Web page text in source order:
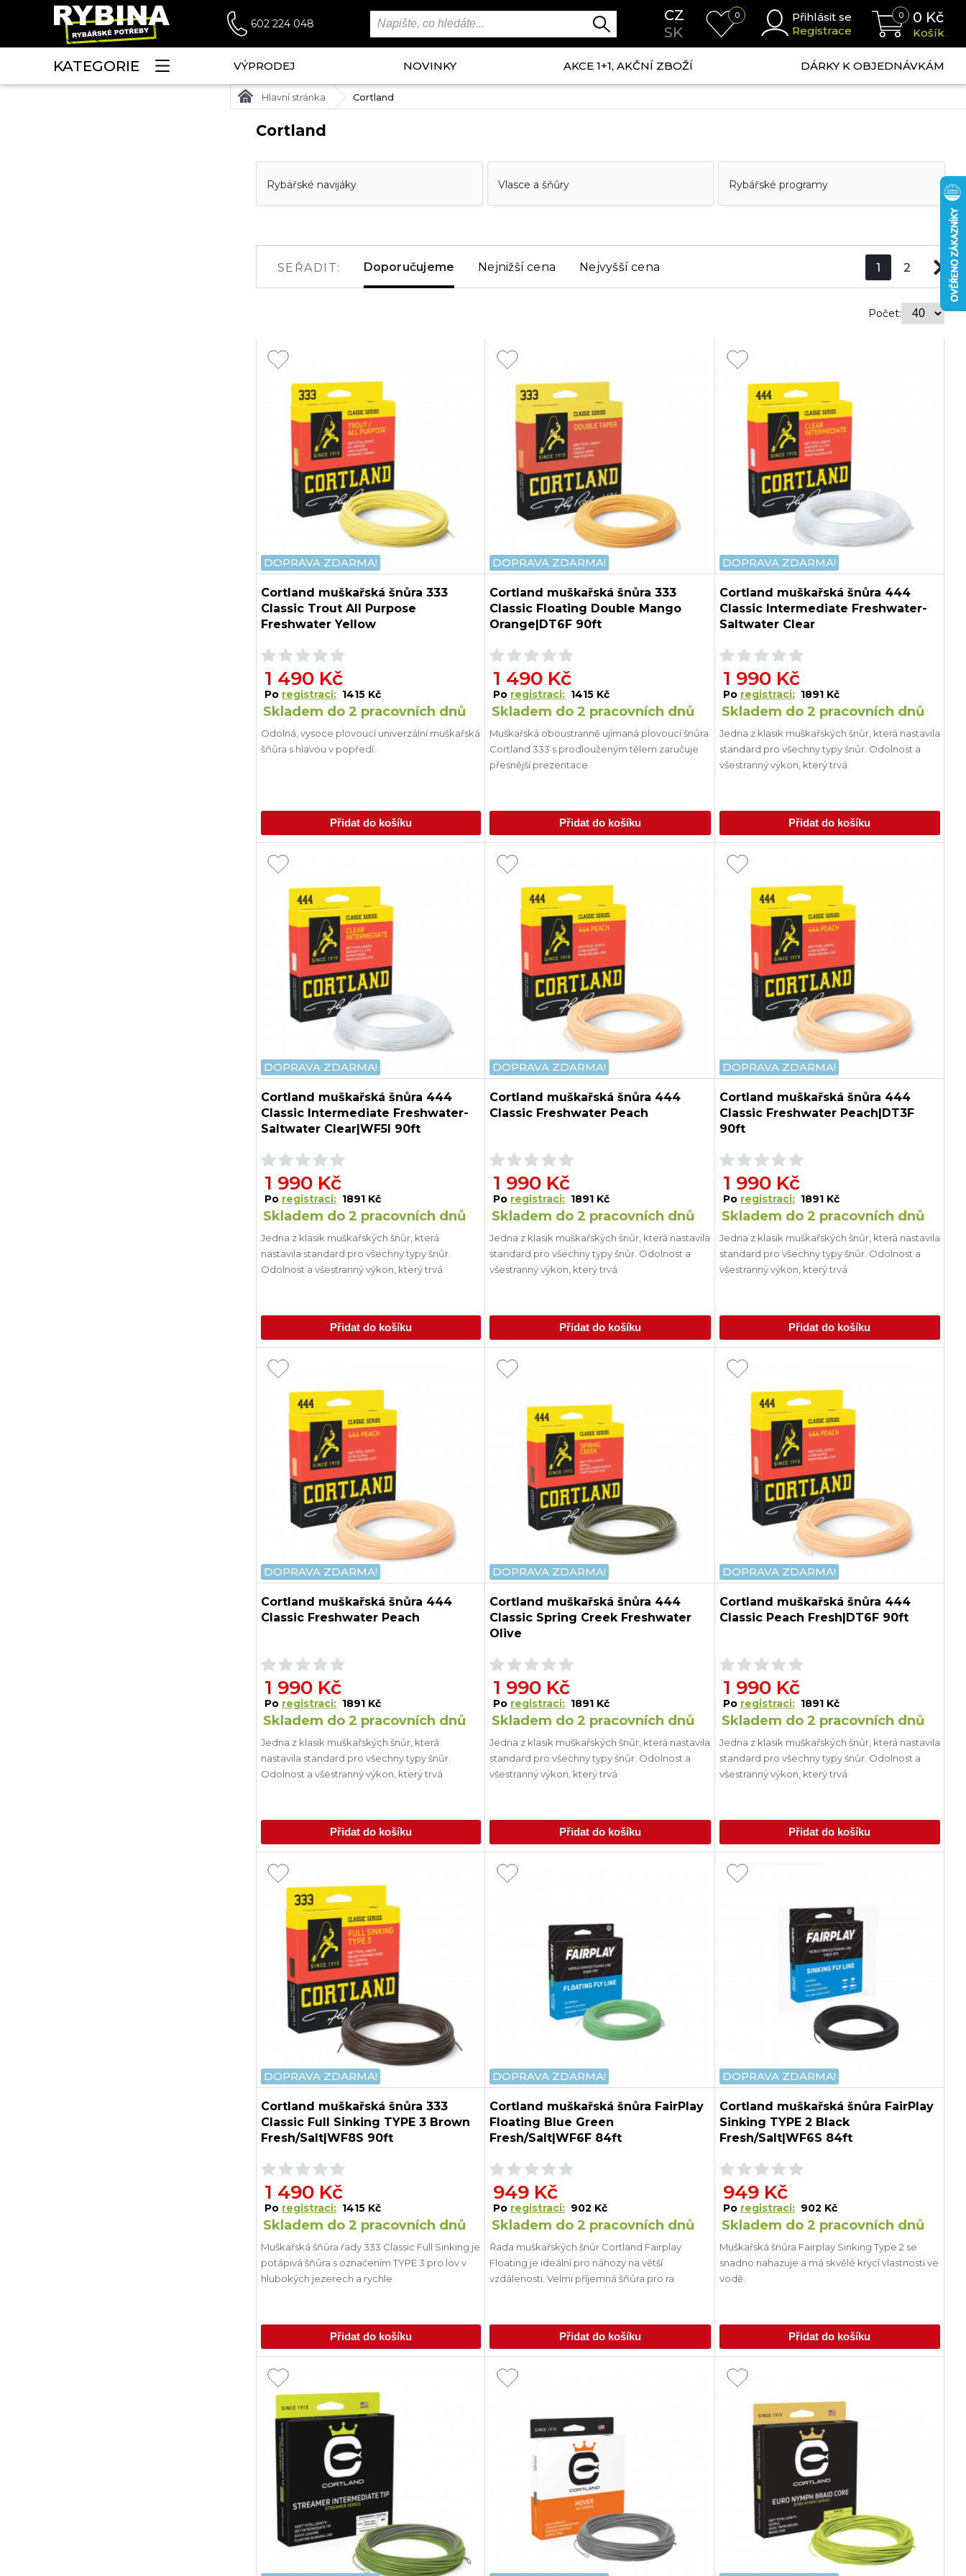
602 224 048
CZ
SK
0
Přihlásit se
Registrace
0 0 Kč
Košík
KATEGORIE VÝPRODEJ NOVINKY AKCE 1+1, AKČNÍ ZBOŽÍ DÁRKY K OBJEDNÁVKÁM
Hlavní stránka Cortland
Cortland
Rybářské navijáky Vlasce a šňůry Rybářské programy
SEŘADIT: Doporučujeme Nejnižší cena Nejvyšší cena 1 2
Počet:
DOPRAVA ZDARMA!
Cortland muškařská šnůra 333
Classic Trout All Purpose
Freshwater Yellow
1 490 Kč
Po registraci: 1415 Kč
Skladem do 2 pracovních dnů
Odolná, vysoce plovoucí univerzální muškařská
šňůra s hlavou v popředí.
Přidat do košíku
DOPRAVA ZDARMA!
Cortland muškařská šnůra 333
Classic Floating Double Mango
Orange|DT6F 90ft
1 490 Kč
Po registraci: 1415 Kč
Skladem do 2 pracovních dnů
Muškařská oboustranně ujímaná plovoucí šnůra
Cortland 333 s prodlouženým tělem zaručuje
přesnější prezentace.
Přidat do košíku
DOPRAVA ZDARMA!
Cortland muškařská šnůra 444
Classic Intermediate Freshwater-
Saltwater Clear
1 990 Kč
Po registraci: 1891 Kč
Skladem do 2 pracovních dnů
Jedna z klasik muškařských šnůr, která nastavila
standard pro všechny typy šnůr. Odolnost a
všestranný výkon, který trvá
Přidat do košíku
DOPRAVA ZDARMA!
Cortland muškařská šnůra 444
Classic Intermediate Freshwater-
Saltwater Clear|WF5I 90ft
1 990 Kč
Po registraci: 1891 Kč
Skladem do 2 pracovních dnů
Jedna z klasik muškařských šnůr, která
nastavila standard pro všechny typy šnůr.
Odolnost a všestranný výkon, který trvá
Přidat do košíku
DOPRAVA ZDARMA!
Cortland muškařská šnůra 444
Classic Freshwater Peach
1 990 Kč
Po registraci: 1891 Kč
Skladem do 2 pracovních dnů
Jedna z klasik muškařských šnůr, která nastavila
standard pro všechny typy šnůr. Odolnost a
všestranný výkon, který trvá
Přidat do košíku
DOPRAVA ZDARMA!
Cortland muškařská šnůra 444
Classic Freshwater Peach|DT3F
90ft
1 990 Kč
Po registraci: 1891 Kč
Skladem do 2 pracovních dnů
Jedna z klasik muškařských šnůr, která nastavila
standard pro všechny typy šnůr. Odolnost a
všestranný výkon, který trvá
Přidat do košíku
DOPRAVA ZDARMA!
Cortland muškařská šnůra 444
Classic Freshwater Peach
1 990 Kč
Po registraci: 1891 Kč
Skladem do 2 pracovních dnů
Jedna z klasik muškařských šnůr, která
nastavila standard pro všechny typy šnůr.
Odolnost a všestranný výkon, který trvá
Přidat do košíku
DOPRAVA ZDARMA!
Cortland muškařská šnůra 444
Classic Spring Creek Freshwater
Olive
1 990 Kč
Po registraci: 1891 Kč
Skladem do 2 pracovních dnů
Jedna z klasik muškařských šnůr, která nastavila
standard pro všechny typy šnůr. Odolnost a
všestranný výkon, který trvá
Přidat do košíku
DOPRAVA ZDARMA!
Cortland muškařská šnůra 444
Classic Peach Fresh|DT6F 90ft
1 990 Kč
Po registraci: 1891 Kč
Skladem do 2 pracovních dnů
Jedna z klasik muškařských šnůr, která nastavila
standard pro všechny typy šnůr. Odolnost a
všestranný výkon, který trvá
Přidat do košíku
DOPRAVA ZDARMA!
Cortland muškařská šnůra 333
Classic Full Sinking TYPE 3 Brown
Fresh/Salt|WF8S 90ft
1 490 Kč
Po registraci: 1415 Kč
Skladem do 2 pracovních dnů
Muškařská šňůra řady 333 Classic Full Sinking je
potápivá šňůra s označením TYPE 3 pro lov v
hlubokých jezerech a rychle
Přidat do košíku
DOPRAVA ZDARMA!
Cortland muškařská šnůra FairPlay
Floating Blue Green
Fresh/Salt|WF6F 84ft
949 Kč
Po registraci: 902 Kč
Skladem do 2 pracovních dnů
Řada muškařských šnůr Cortland Fairplay
Floating je ideální pro náhozy na větší
vzdálenosti. Velmi příjemná šňůra pro ra
Přidat do košíku
DOPRAVA ZDARMA!
Cortland muškařská šnůra FairPlay
Sinking TYPE 2 Black
Fresh/Salt|WF6S 84ft
949 Kč
Po registraci: 902 Kč
Skladem do 2 pracovních dnů
Muškařská šnůra Fairplay Sinking Type 2 se
snadno nahazuje a má skvělé krycí vlastnosti ve
vodě.
Přidat do košíku